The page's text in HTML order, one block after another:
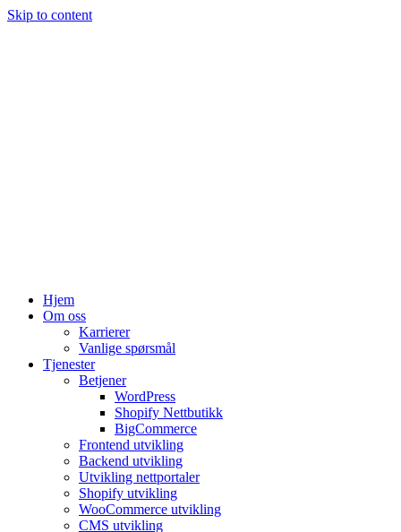
Skip to content
Hjem
Om oss
Karrierer
Vanlige spørsmål
Tjenester
Betjener
WordPress
Shopify Nettbutikk
BigCommerce
Frontend utvikling
Backend utvikling
Utvikling nettportaler
Shopify utvikling
WooCommerce utvikling
CMS utvikling